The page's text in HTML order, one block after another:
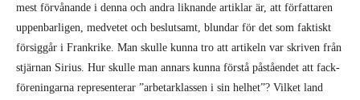
mest förvånande i denna och andra liknande artiklar är, att författaren
uppenbarligen, medvetet och beslutsamt, blundar för det som faktiskt
försiggår i Frankrike. Man skulle kunna tro att artikeln var skriven från
stjärnan Sirius. Hur skulle man annars kunna förstå påståendet att fack­
före­ningarna represen­terar ”arbetarklassen i sin helhet”? Vilket land